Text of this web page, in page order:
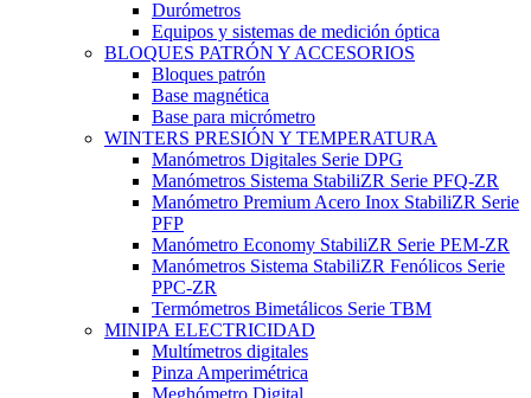
Durómetros
Equipos y sistemas de medición óptica
BLOQUES PATRÓN Y ACCESORIOS
Bloques patrón
Base magnética
Base para micrómetro
WINTERS PRESIÓN Y TEMPERATURA
Manómetros Digitales Serie DPG
Manómetros Sistema StabiliZR Serie PFQ-ZR
Manómetro Premium Acero Inox StabiliZR Serie
PFP
Manómetro Economy StabiliZR Serie PEM-ZR
Manómetros Sistema StabiliZR Fenólicos Serie
PPC-ZR
Termómetros Bimetálicos Serie TBM
MINIPA ELECTRICIDAD
Multímetros digitales
Pinza Amperimétrica
Meghómetro Digital